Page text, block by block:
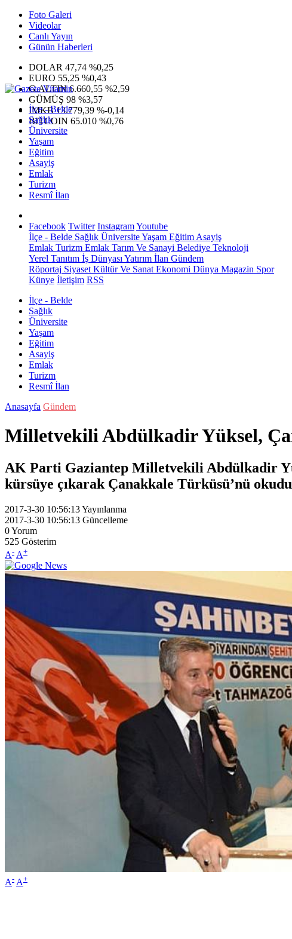
Foto Galeri
Videolar
Canlı Yayın
Günün Haberleri
DOLAR 47,74 %0,25
EURO 55,25 %0,43
G.ALTIN6.660,55 %2,59
GÜMÜŞ 98 %3,57
IMKB13.779,39 %-0,14
BITCOIN 65.010 %0,76
İlçe - Belde
Sağlık
Üniversite
Yaşam
Eğitim
Asayiş
Emlak
Turizm
Resmî İlan
Facebook Twitter InstagramYoutube
İlçe - Belde Sağlık ÜniversiteYaşam Eğitim Asayiş
Emlak Turizm Emlak Tarım Ve Sanayi Belediye Teknoloji
Yerel Tanıtım İş Dünyası Yatırım İlan Gündem
Röportaj Siyaset Kültür Ve Sanat Ekonomi Dünya Magazin Spor
Künye İletişim RSS
İlçe - Belde
Sağlık
Üniversite
Yaşam
Eğitim
Asayiş
Emlak
Turizm
Resmî İlan
Anasayfa Gündem
Milletvekili Abdülkadir Yüksel,
AK Parti Gaziantep Milletvekili Abdülkadir
kürsüye çıkarak Çanakkale Türküsü’nü
2017-3-30 10:56:13Yayınlanma
2017-3-30 10:56:13 Güncelleme
0Yorum
525 Gösterim
A- A+
A- A+